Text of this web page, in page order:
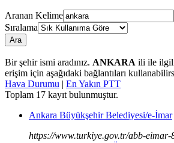
Aranan Kelime
Sıralama
Ara
Bir şehir ismi aradınız. ANKARA ili ile
erişim için aşağıdaki bağlantıları
Hava Durumu | En Yakın PTT
Toplam 17 kayıt bulunmuştur.
Ankara Büyükşehir Belediyesi/e-İmar
https://www.turkiye.gov.tr/abb-eimar-